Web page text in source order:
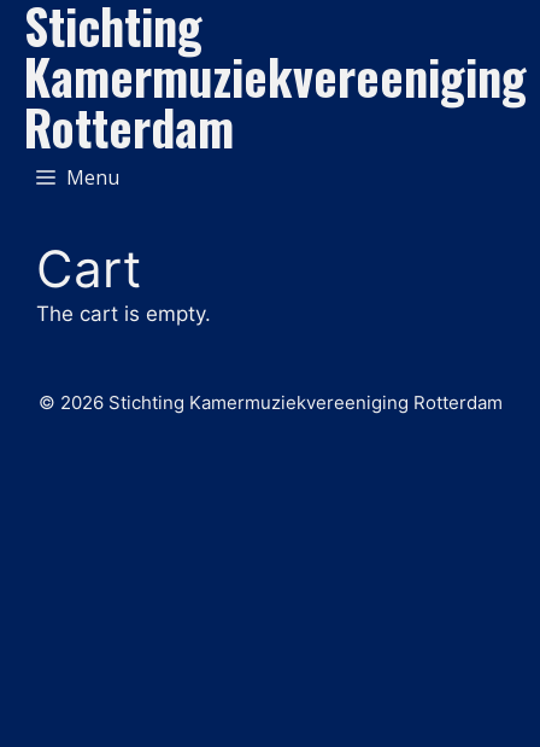
naar
inhoud
Stichting
Kamermuziekvereeniging
Rotterdam
Menu
Cart
The cart is empty.
© 2026 Stichting Kamermuziekvereeniging Rotterdam